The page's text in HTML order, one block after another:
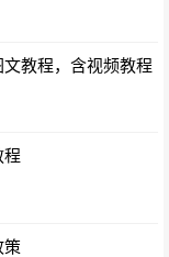
教程，含视频教程
程
策